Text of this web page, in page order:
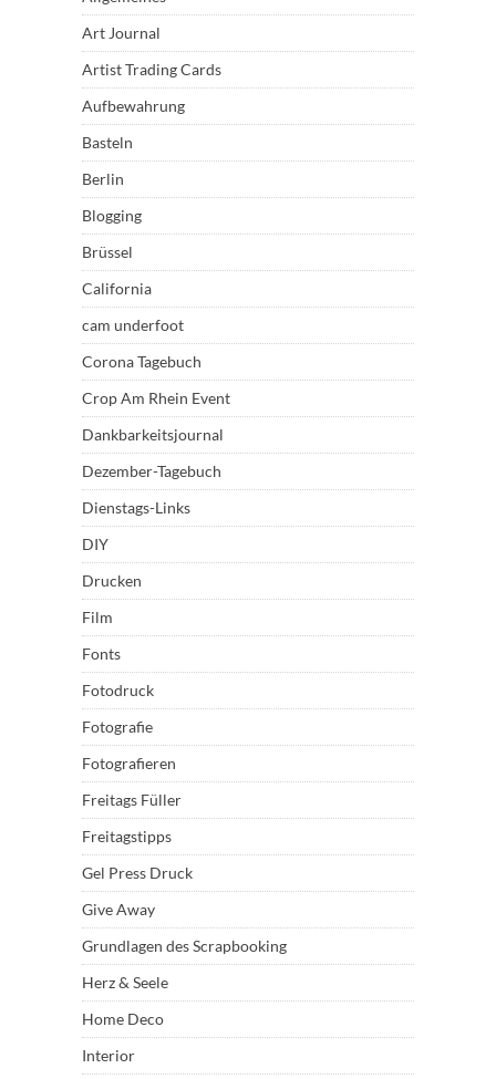
Art Journal
Artist Trading Cards
Aufbewahrung
Basteln
Berlin
Blogging
Brüssel
California
cam underfoot
Corona Tagebuch
Crop Am Rhein Event
Dankbarkeitsjournal
Dezember-Tagebuch
Dienstags-Links
DIY
Drucken
Film
Fonts
Fotodruck
Fotografie
Fotografieren
Freitags Füller
Freitagstipps
Gel Press Druck
Give Away
Grundlagen des Scrapbooking
Herz & Seele
Home Deco
Interior